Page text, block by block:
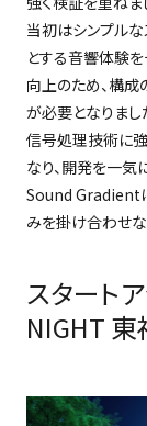
当初はシンプル
とする音響体験
向上のため、構
が必要となりまし
信号処理技術に
なり、開発を一気
Sound Gradient
みを掛け合わせ
スタート
NIGHT 東